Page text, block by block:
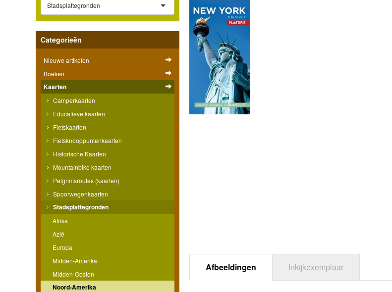
Stadsplattegronden
Categorieën
Nieuwe artikelen
Boeken
Kaarten
Camperkaarten
Educatieve kaarten
Fietskaarten
Fietsknooppuntenkaarten
Historische Kaarten
Mountainbike kaarten
Pelgrimsroutes (kaarten)
Spoorwegenkaarten
Stadsplattegronden
Afrika
Azië
Europa
Midden-Amerika
Midden-Oosten
Noord-Amerika
Afbeeldingen Inkijkexemplaar